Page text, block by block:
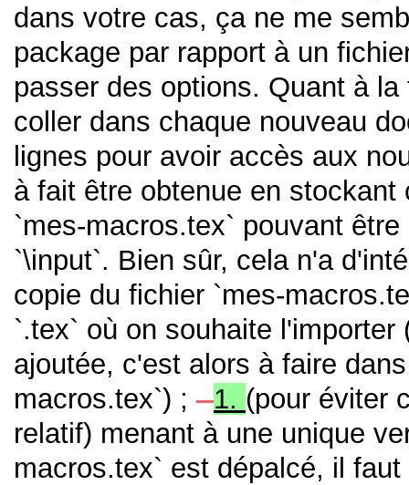
dans votre cas, ça ne me
package par rapport à un
passer des options. Quant à
coller dans chaque nouveau
lignes pour avoir accès aux
à fait être obtenue en
`mes-macros.tex` pouvant
`\input`. Bien sûr, cela n'a
copie du fichier `mes-
`.tex` où on souhaite
ajoutée, c'est alors à faire
macros.tex`) ; -1. (pour éviter
relatif) menant à une unique
macros.tex` est dépalcé, il